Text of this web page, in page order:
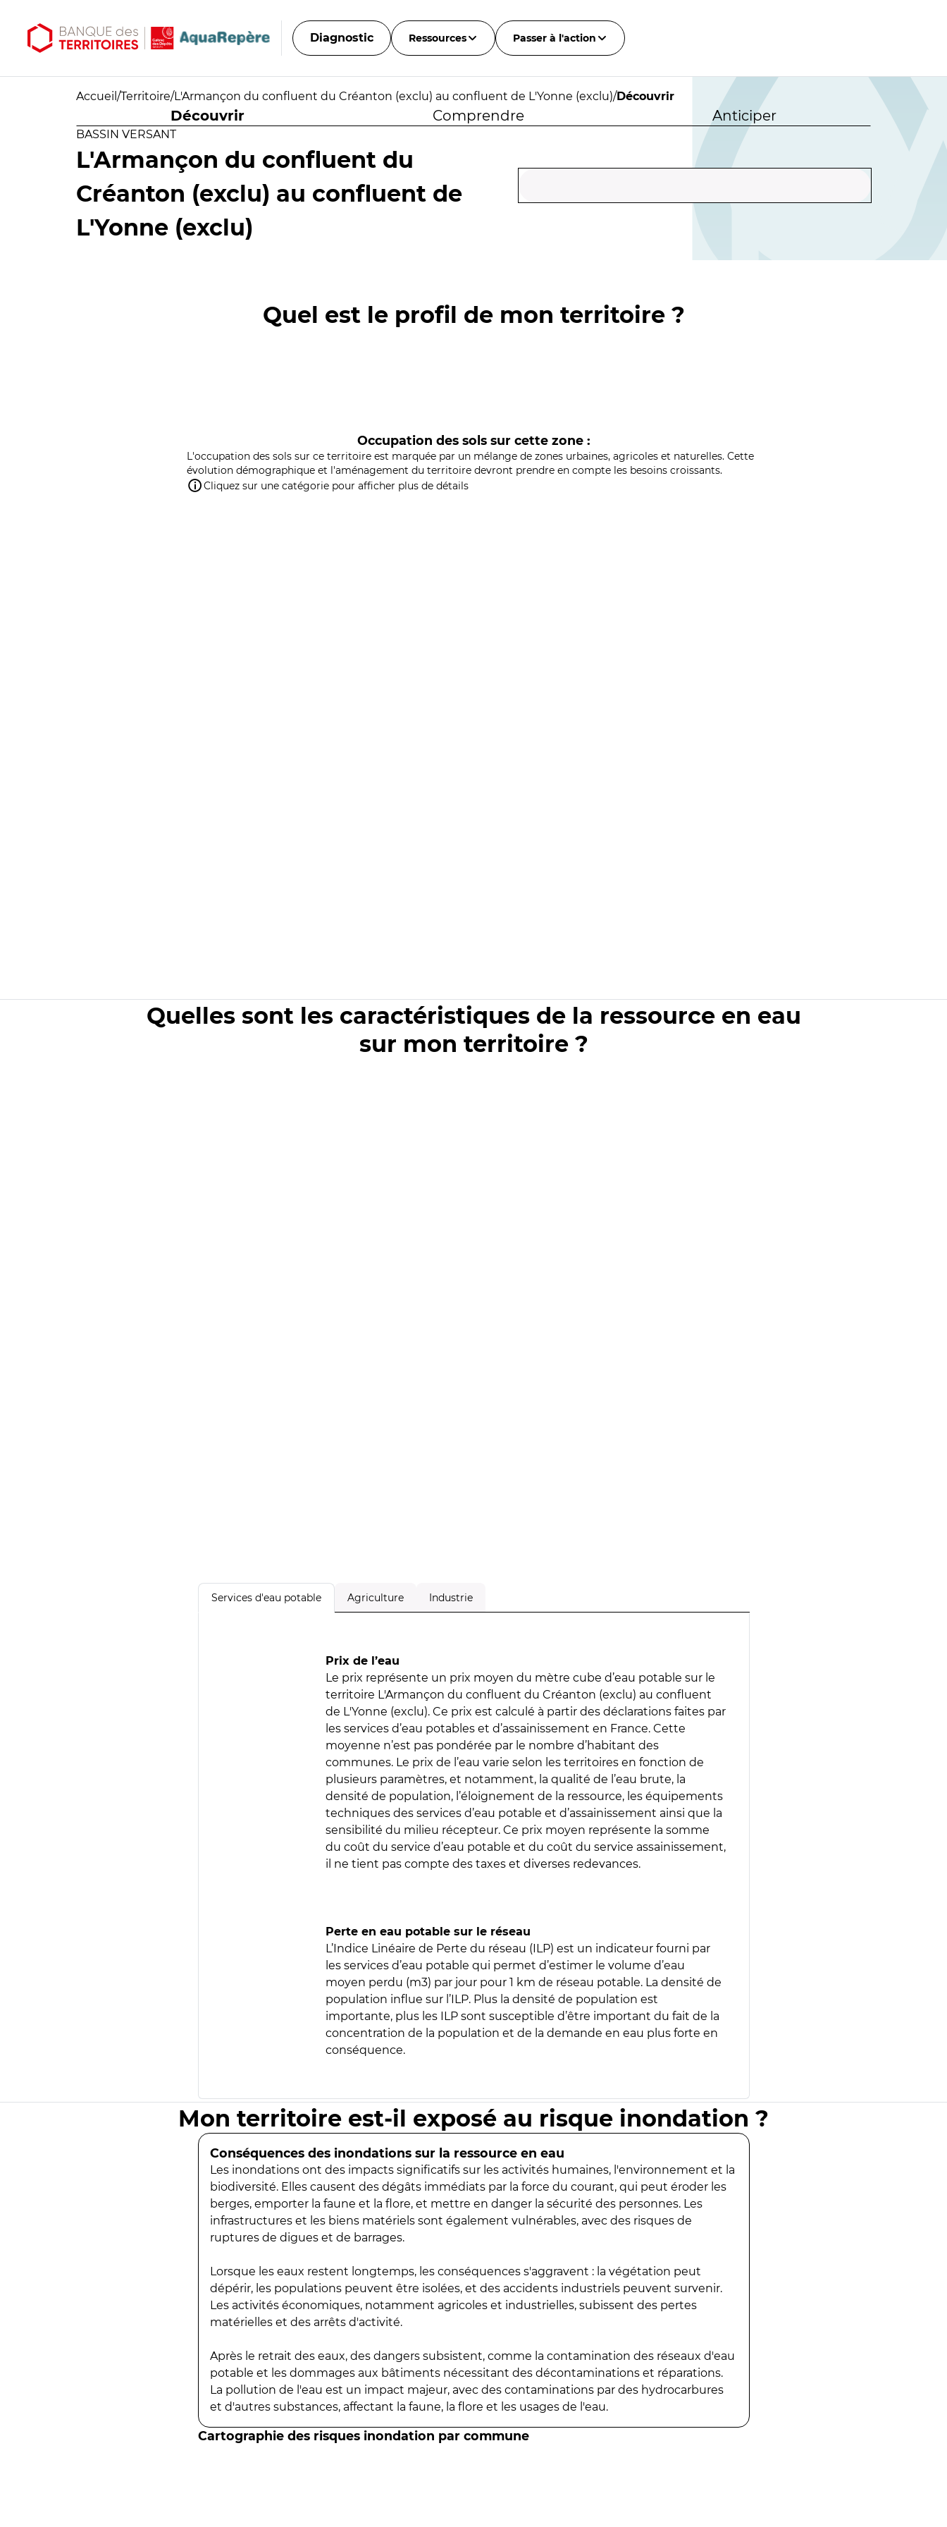
Diagnostic Ressources Passer à l'action
Accueil /Territoire/L'Armançon du confluent du Créanton (exclu) au confluent de L'Yonne (exclu)/Découvrir
Découvrir Comprendre Anticiper
BASSIN VERSANT
L'Armançon du confluent du
Créanton (exclu) au confluent de
L'Yonne (exclu)
Quel est le profil de mon territoire ?
Occupation des sols sur cette zone :
L'occupation des sols sur ce territoire est marquée par un mélange de zones urbaines, agricoles et naturelles. Cette
évolution démographique et l'aménagement du territoire devront prendre en compte les besoins croissants.
Cliquez sur une catégorie pour afficher plus de détails
Quelles sont les caractéristiques de la ressource en eau
sur mon territoire ?
Services d'eau potable Agriculture Industrie
Prix de l’eau
Le prix représente un prix moyen du mètre cube d’eau potable sur le
territoire L'Armançon du confluent du Créanton (exclu) au confluent
de L'Yonne (exclu). Ce prix est calculé à partir des déclarations faites par
les services d’eau potables et d’assainissement en France. Cette
moyenne n’est pas pondérée par le nombre d’habitant des
communes. Le prix de l’eau varie selon les territoires en fonction de
plusieurs paramètres, et notamment, la qualité de l’eau brute, la
densité de population, l’éloignement de la ressource, les équipements
techniques des services d’eau potable et d’assainissement ainsi que la
sensibilité du milieu récepteur. Ce prix moyen représente la somme
du coût du service d’eau potable et du coût du service assainissement,
il ne tient pas compte des taxes et diverses redevances.
Perte en eau potable sur le réseau
L’Indice Linéaire de Perte du réseau (ILP) est un indicateur fourni par
les services d’eau potable qui permet d’estimer le volume d’eau
moyen perdu (m3) par jour pour 1 km de réseau potable. La densité de
population influe sur l’ILP. Plus la densité de population est
importante, plus les ILP sont susceptible d’être important du fait de la
concentration de la population et de la demande en eau plus forte en
conséquence.
Mon territoire est-il exposé au risque inondation ?
Conséquences des inondations sur la ressource en eau
Les inondations ont des impacts significatifs sur les activités humaines, l'environnement et la
biodiversité. Elles causent des dégâts immédiats par la force du courant, qui peut éroder les
berges, emporter la faune et la flore, et mettre en danger la sécurité des personnes. Les
infrastructures et les biens matériels sont également vulnérables, avec des risques de
ruptures de digues et de barrages.
Lorsque les eaux restent longtemps, les conséquences s'aggravent : la végétation peut
dépérir, les populations peuvent être isolées, et des accidents industriels peuvent survenir.
Les activités économiques, notamment agricoles et industrielles, subissent des pertes
matérielles et des arrêts d'activité.
Après le retrait des eaux, des dangers subsistent, comme la contamination des réseaux d'eau
potable et les dommages aux bâtiments nécessitant des décontaminations et réparations.
La pollution de l'eau est un impact majeur, avec des contaminations par des hydrocarbures
et d'autres substances, affectant la faune, la flore et les usages de l'eau.
Cartographie des risques inondation par commune